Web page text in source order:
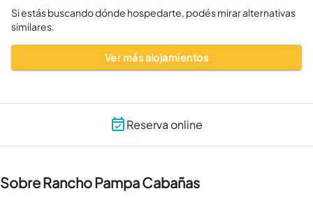
Si estás buscando dónde hospedarte, podés mirar alternativas
similares.
Ver más alojamientos
Reserva online
Sobre Rancho Pampa Cabañas